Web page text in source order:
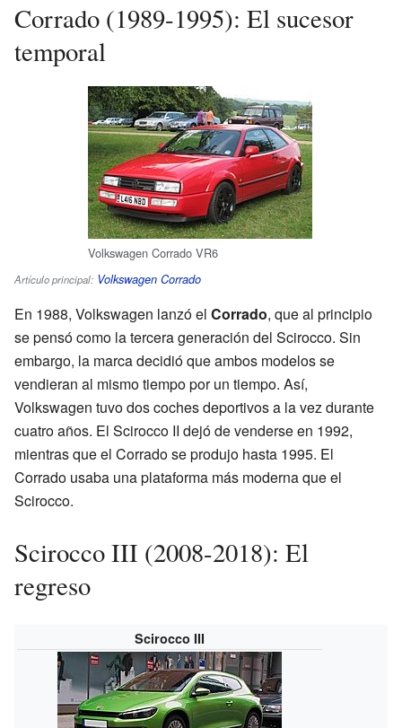
Corrado (1989-1995): El sucesor
temporal
Volkswagen Corrado VR6
Artículo principal: Volkswagen Corrado
En 1988, Volkswagen lanzó el Corrado, que al principio
se pensó como la tercera generación del Scirocco. Sin
embargo, la marca decidió que ambos modelos se
vendieran al mismo tiempo por un tiempo. Así,
Volkswagen tuvo dos coches deportivos a la vez durante
cuatro años. El Scirocco II dejó de venderse en 1992,
mientras que el Corrado se produjo hasta 1995. El
Corrado usaba una plataforma más moderna que el
Scirocco.
Scirocco III (2008-2018): El
regreso
Scirocco III